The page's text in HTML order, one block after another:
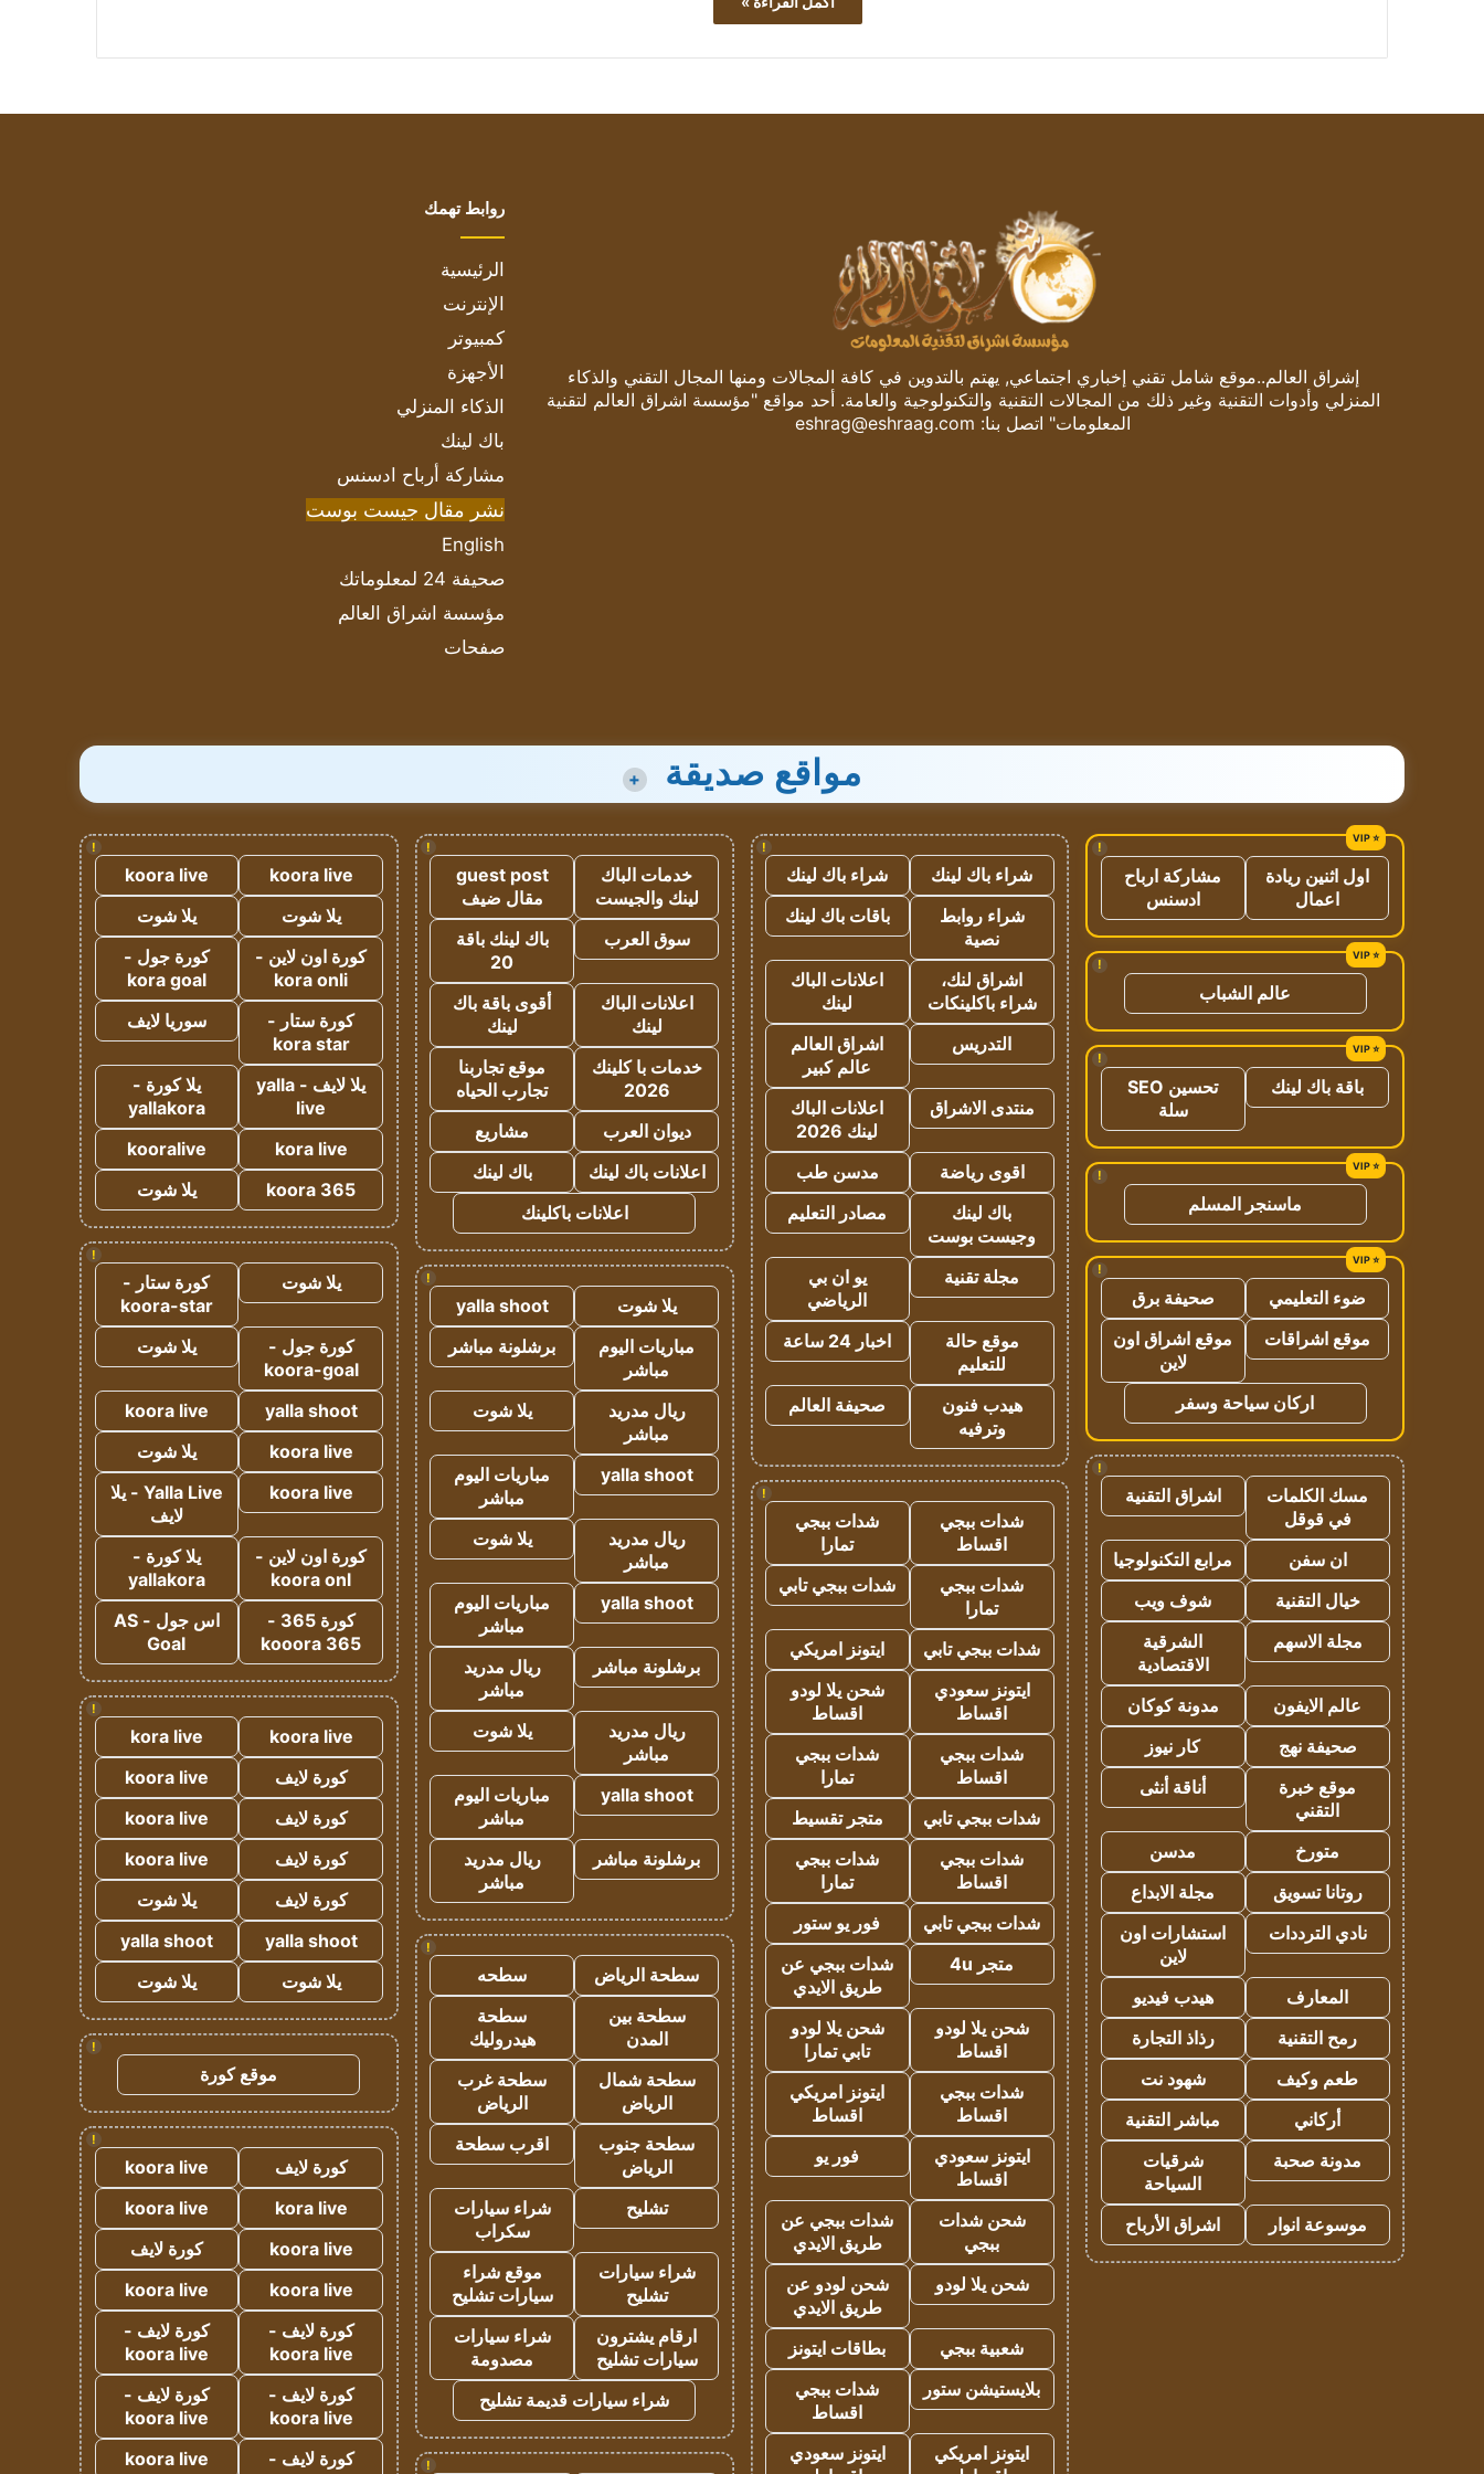
إشراق العالم..موقع شامل تقني إخباري اجتماعي, يهتم بالتدوين في كافة المجالات ومنها المجال التقني والذكاء
المنزلي وأدوات التقنية وغير ذلك من المجالات التقنية والتكنولوجية والعامة. أحد مواقع "مؤسسة اشراق العالم لتقنية
المعلومات" اتصل بنا: eshrag@eshraag.com
روابط تهمك
الرئيسية
الإنترنت
كمبيوتر
الأجهزة
الذكاء المنزلي
باك لينك
مشاركة أرباح ادسنس
نشر مقال جيست بوست
English
صحيفة 24 لمعلوماتك
مؤسسة اشراق العالم
صفحات
مواقع صديقة +
!
اول اثنين ريادة
اعمال
مشاركة ارباح
ادسنس
!
عالم الشباب
!
باقة باك لينك
تحسين SEO
سلة
!
ماسنجر المسلم
!
ضوء التعليمي
صحيفة برق
موقع اشراقات
موقع اشراق اون
لاين
اركان سياحة وسفر
!
مسك الكلمات
في قوقل
اشراق التقنية
ان سفن
مرابع التكنولوجيا
خيال التقنية
شوف ويب
مجلة الاسهم
الشرقية
الاقتصادية
عالم الايفون
مدونة كوكان
صحيفة نهج
كار نيوز
موقع خبرة
التقني
أناقة أنثى
متورخ
مدسن
روتانا تسويق
مجلة الابداع
نادي الترددات
استشارات اون
لاين
المعارف
هيدب فيديو
رمح التقنية
رذاذ التجارة
طعم وكيف
شهود نت
أركاني
مباشر التقنية
مدونة صحبة
شرقيات
السياحة
موسوعة انوار
اشراق الأرباح
!
شراء باك لينك
شراء باك لينك
شراء روابط
نصية
باقات باك لينك
اشراق لنك،
شراء باكلينكات
اعلانات الباك
لينك
التدريس
اشراق العالم
عالم كبير
منتدى الاشراق
اعلانات الباك
لينك 2026
اقوى رياضة
مدسن طب
باك لينك
وجيست بوست
مصادر التعليم
مجلة تقنية
يو ان بي
الرياضي
موقع حالة
للتعليم
اخبار 24 ساعة
هيدب فنون
وترفيه
صحيفة العالم
!
شدات ببجي
اقساط
شدات ببجي
تمارا
شدات ببجي
تمارا
شدات ببجي تابي
شدات ببجي تابي
ايتونز امريكي
ايتونز سعودي
اقساط
شحن يلا لودو
اقساط
شدات ببجي
اقساط
شدات ببجي
تمارا
شدات ببجي تابي
متجر تقسيط
شدات ببجي
اقساط
شدات ببجي
تمارا
شدات ببجي تابي
فور يو ستور
متجر 4u
شدات ببجي عن
طريق الايدي
شحن يلا لودو
اقساط
شحن يلا لودو
تابي تمارا
شدات ببجي
اقساط
ايتونز امريكي
اقساط
ايتونز سعودي
اقساط
فور يو
شحن شدات
ببجي
شدات ببجي عن
طريق الايدي
شحن يلا لودو
شحن لودو عن
طريق الايدي
شعبية ببجي
بطاقات ايتونز
بلايستيشن ستور
شدات ببجي
اقساط
ايتونز امريكي
ايتونز سعودي
!
خدمات الباك
لينك والجيست
guest post
مقال ضيف
سوق العرب
باك لينك باقة
20
اعلانات الباك
لينك
أقوى باقة باك
لينك
خدمات با كلينك
2026
موقع تجاربنا
تجارب الحياه
ديوان العرب
مشاريع
اعلانات باك لينك
باك لينك
اعلانات باكلينك
!
يلا شوت
yalla shoot
مباريات اليوم
مباشر
برشلونة مباشر
ريال مدريد
مباشر
يلا شوت
yalla shoot
مباريات اليوم
مباشر
ريال مدريد
مباشر
يلا شوت
yalla shoot
مباريات اليوم
مباشر
برشلونة مباشر
ريال مدريد
مباشر
ريال مدريد
مباشر
يلا شوت
yalla shoot
مباريات اليوم
مباشر
برشلونة مباشر
ريال مدريد
مباشر
!
سطحة الرياض
سطحه
سطحة بين
المدن
سطحة
هيدروليك
سطحة شمال
الرياض
سطحة غرب
الرياض
سطحة جنوب
الرياض
اقرب سطحة
تشليح
شراء سيارات
سكراب
شراء سيارات
تشليح
موقع شراء
سيارات تشليح
ارقام يشترون
سيارات تشليح
شراء سيارات
مصدومة
شراء سيارات قديمة تشليح
!
!
koora live
koora live
يلا شوت
يلا شوت
كورة اون لاين -
kora onli
كورة جول -
kora goal
كورة ستار -
kora star
سوريا لايف
يلا لايف - yalla
live
يلا كورة -
yallakora
kora live
kooralive
koora 365
يلا شوت
!
يلا شوت
كورة ستار -
koora-star
كورة جول -
koora-goal
يلا شوت
yalla shoot
koora live
koora live
يلا شوت
koora live
Yalla Live - يلا
لايف
كورة اون لاين -
koora onl
يلا كورة -
yallakora
كورة 365 -
kooora 365
اس جول - AS
Goal
!
koora live
kora live
كورة لايف
koora live
كورة لايف
koora live
كورة لايف
koora live
كورة لايف
يلا شوت
yalla shoot
yalla shoot
يلا شوت
يلا شوت
!
موقع كورة
!
كورة لايف
koora live
kora live
koora live
koora live
كورة لايف
koora live
koora live
كورة لايف -
koora live
كورة لايف -
koora live
كورة لايف -
koora live
كورة لايف -
koora live
كورة لايف -
koora live